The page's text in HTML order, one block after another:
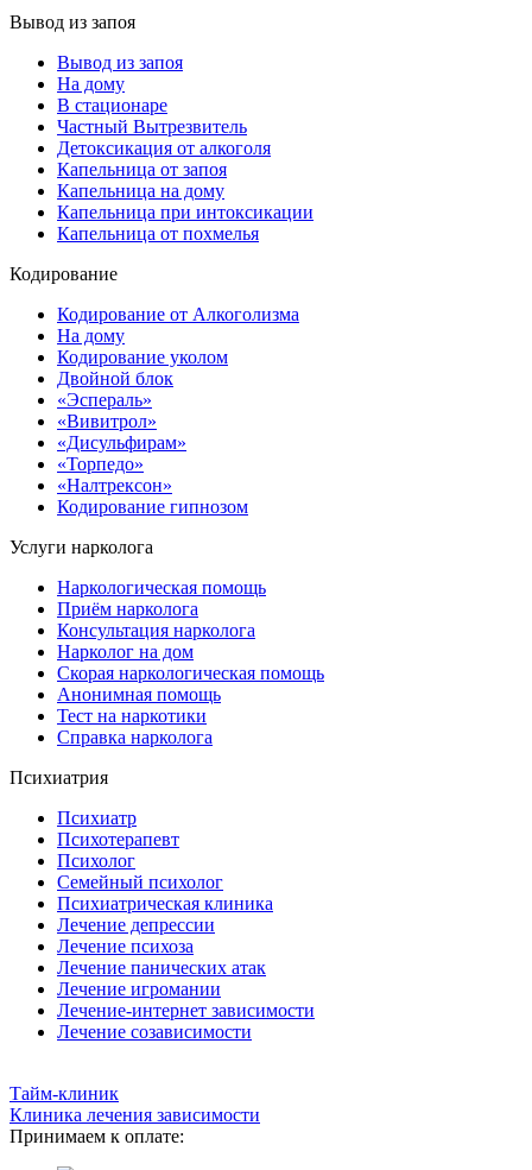
Вывод из запоя
Вывод из запоя
На дому
В стационаре
Частный Вытрезвитель
Детоксикация от алкоголя
Капельница от запоя
Капельница на дому
Капельница при интоксикации
Капельница от похмелья
Кодирование
Кодирование от Алкоголизма
На дому
Кодирование уколом
Двойной блок
«Эспераль»
«Вивитрол»
«Дисульфирам»
«Торпедо»
«Налтрексон»
Кодирование гипнозом
Услуги нарколога
Наркологическая помощь
Приём нарколога
Консультация нарколога
Нарколог на дом
Скорая наркологическая помощь
Анонимная помощь
Тест на наркотики
Справка нарколога
Психиатрия
Психиатр
Психотерапевт
Психолог
Семейный психолог
Психиатрическая клиника
Лечение депрессии
Лечение психоза
Лечение панических атак
Лечение игромании
Лечение-интернет зависимости
Лечение созависимости
Тайм-клиник
Клиника лечения зависимости
Принимаем к оплате: